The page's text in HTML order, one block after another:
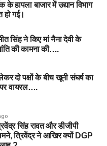
हापला बाजार में उद्यान विभाग
हो गई।
सिंह ने किए मां नैना देवी के
की कामना की….
दो पक्षों के बीच खूनी संघर्ष का
पर वायरल….
सिंह रावत और डीजीपी
त्रिवेंद्र ने आखिर क्यों DGP